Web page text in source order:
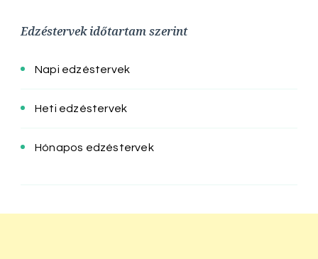
Edzéstervek időtartam szerint
Napi edzéstervek
Heti edzéstervek
Hónapos edzéstervek